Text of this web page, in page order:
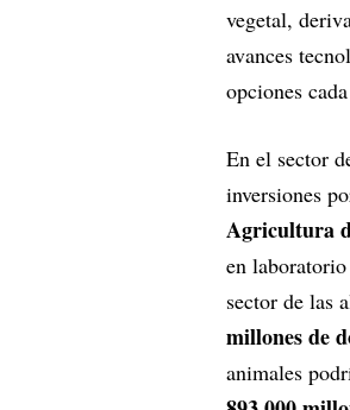
vegetal,
avances
opciones
En el sector
inversiones
Agricultura
en
sector de las
millones de
animales